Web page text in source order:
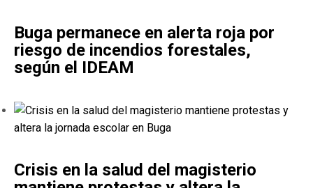
Buga permanece en alerta roja por
riesgo de incendios forestales,
según el IDEAM
Crisis en la salud del magisterio